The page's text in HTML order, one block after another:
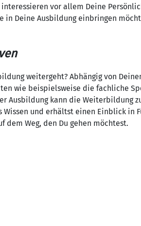
vor allem Deine
in Deine Ausbildung einbringen
weitergeht? Abhängig von
wie beispielsweise die fachliche
Ausbildung kann die Weiterbildung
und erhältst einen Einblick in
dem Weg, den Du gehen möchtest.